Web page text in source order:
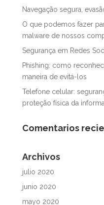
Navegação segura,
O que podemos fazer
malware de nossos
Segurança em Redes
Phishing: como
maneira de evitá-los
Telefone celular:
proteção física da
Comentarios
Archivos
julio 2020
junio 2020
mayo 2020